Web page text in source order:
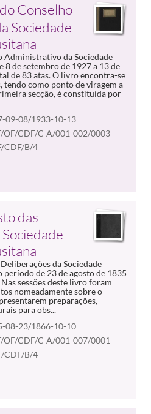
Conselho
Sociedade
Administrativo da Sociedade
8 de setembro de 1927 a 13 de
de 83 atas. O livro encontra-se
tendo como ponto de viragem a
secção, é constituída por
09-08/1933-10-13
OF/CDF/C-A/001-002/0003
CDF/B/4
das
da Sociedade
período de 23 de agosto de 1835
sessões deste livro foram
nomeadamente sobre o
preparações,
para obs...
08-23/1866-10-10
OF/CDF/C-A/001-007/0001
CDF/B/4